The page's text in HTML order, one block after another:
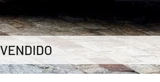
VENDIDO